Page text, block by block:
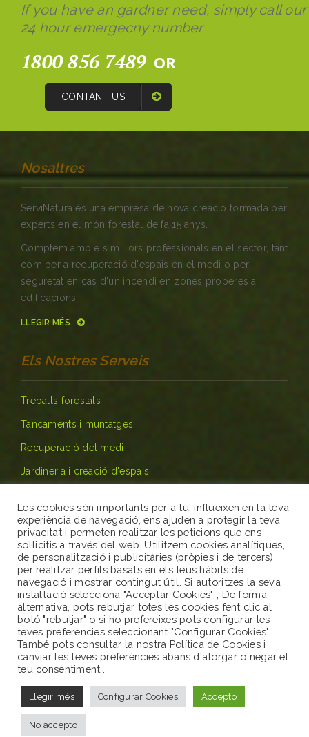
If you have an gardner need, simply call our
24 hour emergecny number
1800 856 7489 OR
CONTANT US
Nosaltres
ServiNatura és una empresa de nova creació formada per
experts en el món forestal de fa 15 anys.
Comptem amb els millors professionals en el sector, tant
com per a recuperació d'espais en el medi o per
seguretat en cas d'un incendi en zones properes a
edificacions
LLEGIR MÉS
Els Nostres Serveis
Treballs forestals
Tancaments i muntatges
Recuperació del medi
Jardineria i creació d'espais
Contacta’ns
Carrer de Baix 7 17256 - Masos de Pals
646272969
info@servinatura.cat
Les cookies són importants per a tu, influeixen en la teva
experiència de navegació, ens ajuden a protegir la teva
privacitat i permeten realitzar les peticions que ens
sol·licitis a través del web. Utilitzem cookies analítiques,
de personalització i publicitàries (pròpies i de tercers)
per realitzar perfils basats en els teus hàbits de
navegació i mostrar contingut útil. Si autoritzes la seva
instal·lació selecciona "Acceptar Cookies" , De forma
alternativa, pots rebutjar totes les cookies fent clic al
botó "rebutjar" o si ho prefereixes pots configurar les
teves preferències seleccionant "Configurar Cookies".
També pots consultar la nostra Política de Cookies i
canviar les teves preferències abans d'atorgar o negar el
teu consentiment..
Llegir més Configurar Cookies Accepto
No accepto